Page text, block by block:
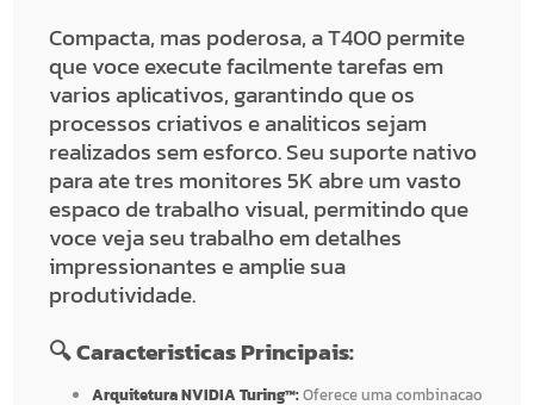
Compacta, mas poderosa, a T400 permite
que voce execute facilmente tarefas em
varios aplicativos, garantindo que os
processos criativos e analiticos sejam
realizados sem esforco. Seu suporte nativo
para ate tres monitores 5K abre um vasto
espaco de trabalho visual, permitindo que
voce veja seu trabalho em detalhes
impressionantes e amplie sua
produtividade.
🔍 Caracteristicas Principais:
Arquitetura NVIDIA Turing™:Oferece uma combinacao